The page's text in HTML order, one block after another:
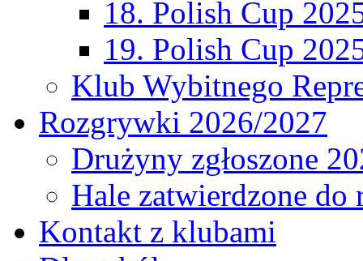
18. Polish Cup
19. Polish Cup
Klub Wybitnego
Rozgrywki 2026/2027
Drużyny zgłoszone
Hale zatwierdzone
Kontakt z klubami